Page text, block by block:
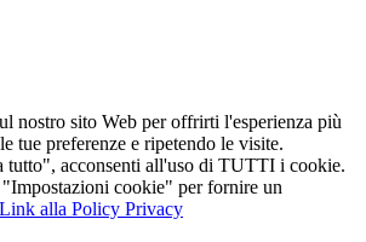
nostro sito Web per offrirti l'esperienza più
tue preferenze e ripetendo le visite.
tutto", acconsenti all'uso di TUTTI i cookie.
cookie" per fornire un
Link alla Policy Privacy